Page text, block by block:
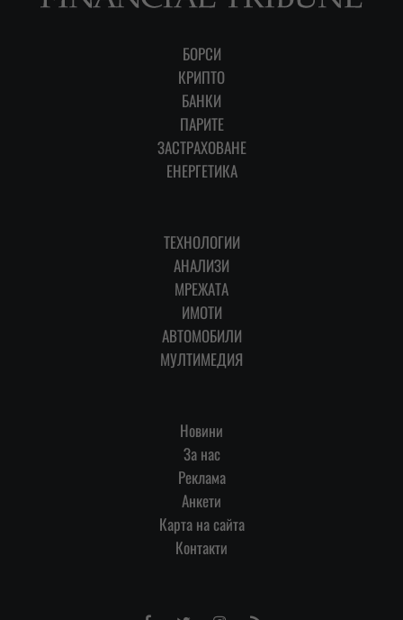
БОРСИ
КРИПТО
БАНКИ
ПАРИТЕ
ЗАСТРАХОВАНЕ
ЕНЕРГЕТИКА
ТЕХНОЛОГИИ
АНАЛИЗИ
МРЕЖАТА
ИМОТИ
АВТОМОБИЛИ
МУЛТИМЕДИЯ
Новини
За нас
Реклама
Анкети
Карта на сайта
Контакти